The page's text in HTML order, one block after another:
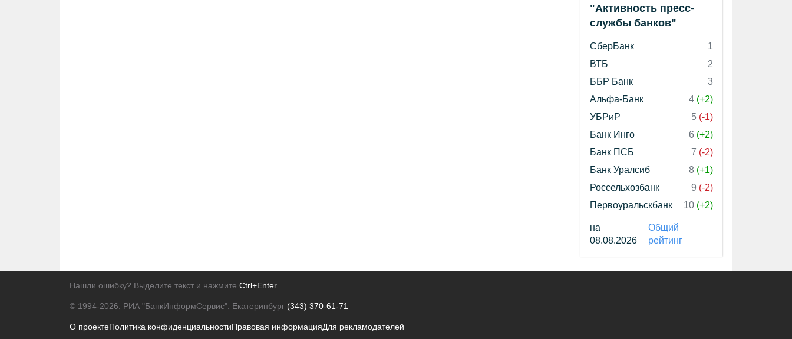
"Активность пресс-
службы банков"
СберБанк
1
ВТБ
2
ББР Банк
3
Альфа-Банк
4 (+2)
УБРиР
5 (-1)
Банк Инго
6 (+2)
Банк ПСБ
7 (-2)
Банк Уралсиб
8 (+1)
Россельхозбанк
9 (-2)
Первоуральскбанк
10 (+2)
на
08.08.2026
Общий
рейтинг
Нашли ошибку? Выделите текст и нажмите Ctrl+Enter
© 1994-2026. РИА "БанкИнформСервис". Екатеринбург (343) 370-61-71
О проектеПолитика конфиденциальностиПравовая информацияДля рекламодателей